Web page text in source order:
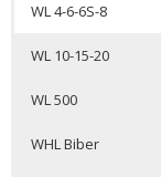
WL 4-6-6S-8
WL 10-15-20
WL 500
WHL Biber